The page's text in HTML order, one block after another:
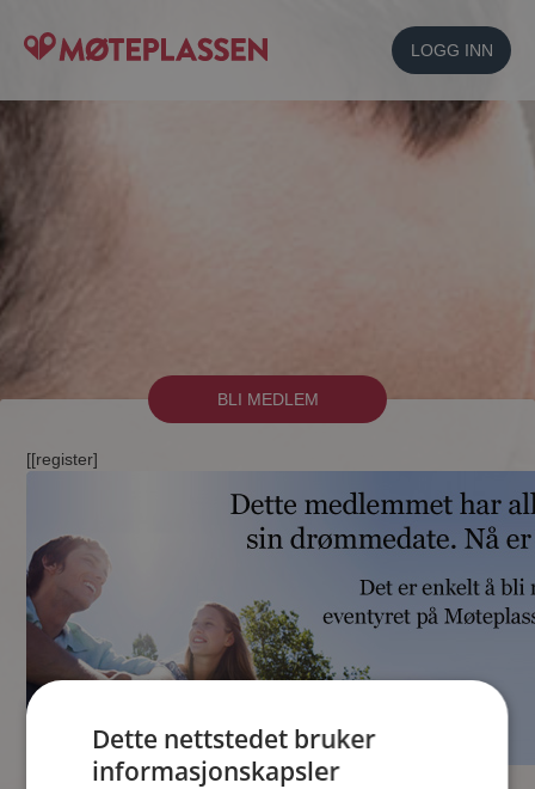
LOGG INN
BLI MEDLEM
[[register]
Dette nettstedet bruker
informasjonskapsler